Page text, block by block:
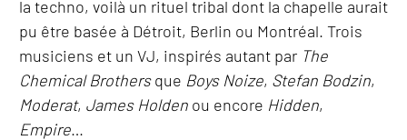
la techno, voilà un rituel tribal dont la chapelle aurait
pu être basée à Détroit, Berlin ou Montréal. Trois
musiciens et un VJ, inspirés autant par The
Chemical Brothersque Boys Noize, Stefan Bodzin,
Moderat, James Holdenou encore Hidden,
Empire…